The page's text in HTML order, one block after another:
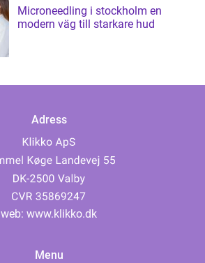
Microneedling i stockholm en
modern väg till starkare hud
Adress
web: www.klikko.dk
Menu